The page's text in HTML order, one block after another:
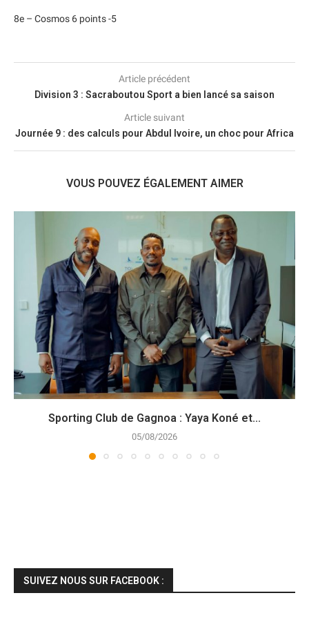
8e – Cosmos 6 points -5
Article précédent
Division 3 : Sacraboutou Sport a bien lancé sa saison
Article suivant
Journée 9 : des calculs pour Abdul Ivoire, un choc pour Africa
VOUS POUVEZ ÉGALEMENT AIMER
Sporting Club de Gagnoa : Yaya Koné et...
05/08/2026
SUIVEZ NOUS SUR FACEBOOK :